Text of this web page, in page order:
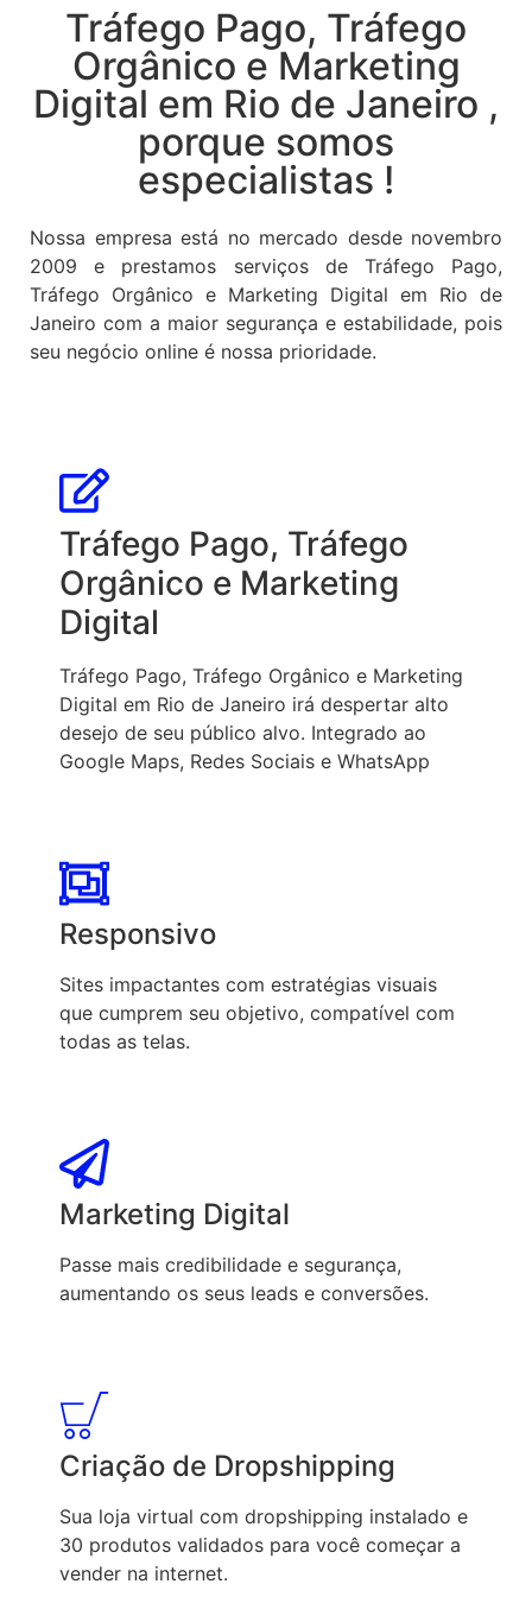
Tráfego Pago, Tráfego
Orgânico e Marketing
Digital em Rio de Janeiro ,
porque somos
especialistas !
Nossa empresa está no mercado desde novembro
2009 e prestamos serviços de Tráfego Pago,
Tráfego Orgânico e Marketing Digital em Rio de
Janeiro com a maior segurança e estabilidade, pois
seu negócio online é nossa prioridade.
Tráfego Pago, Tráfego
Orgânico e Marketing
Digital
Tráfego Pago, Tráfego Orgânico e Marketing
Digital em Rio de Janeiro irá despertar alto
desejo de seu público alvo. Integrado ao
Google Maps, Redes Sociais e WhatsApp
Responsivo
Sites impactantes com estratégias visuais
que cumprem seu objetivo, compatível com
todas as telas.
Marketing Digital
Passe mais credibilidade e segurança,
aumentando os seus leads e conversões.
Criação de Dropshipping
Sua loja virtual com dropshipping instalado e
30 produtos validados para você começar a
vender na internet.